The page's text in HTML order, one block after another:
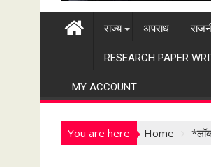
राज्य अपराध
RESEARCH PAPER
MY ACCOUNT
You are here Home